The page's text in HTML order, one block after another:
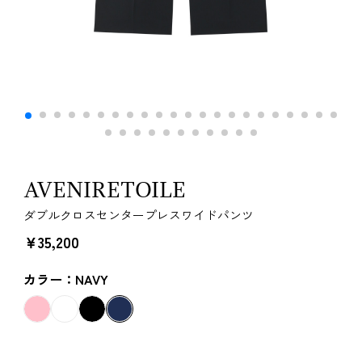
AVENIRETOILE
ダブルクロスセンタープレスワイドパンツ
￥35,200
カラー：NAVY